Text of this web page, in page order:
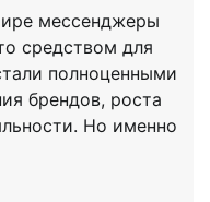
мессенджеры
средством для
полноценными
брендов, роста
Но именно